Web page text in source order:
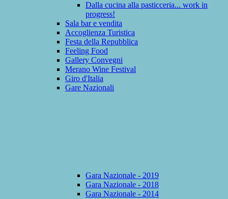
Dalla cucina alla pasticceria... work in
progress!
Sala bar e vendita
Accoglienza Turistica
Festa della Repubblica
Feeling Food
Gallery Convegni
Merano Wine Festival
Giro d'Italia
Gare Nazionali
Gara Nazionale - 2019
Gara Nazionale - 2018
Gara Nazionale - 2014